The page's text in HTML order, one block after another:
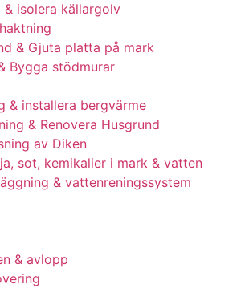
& isolera källargolv
& Gjuta platta på mark
Bygga stödmurar
& installera bergvärme
& Renovera Husgrund
av Diken
sot, kemikalier i mark & vatten
& vattenreningssystem
& avlopp